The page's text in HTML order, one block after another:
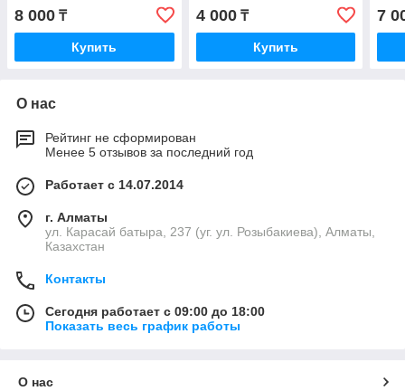
8 000 ₸
Купить
4 000₸
Купить
7
О нас
Рейтинг не сформирован
Менее 5 отзывов за последний год
Работает с 14.07.2014
г. Алматы
ул. Карасай батыра, 237 (уг. ул. Розыбакиева), Алматы,
Казахстан
Контакты
Сегодня работает с 09:00 до 18:00
Показать весь график работы
О нас